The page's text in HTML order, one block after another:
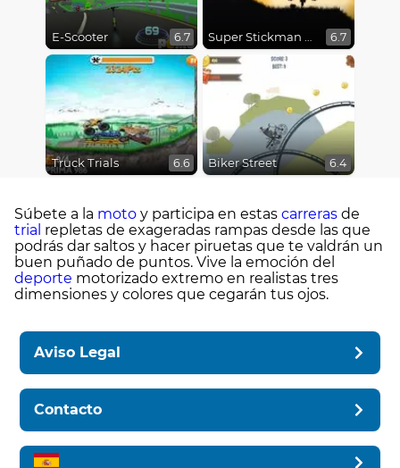
E-Scooter 6.7 Super Stickman Biker 6.7
Truck Trials 6.6 Biker Street 6.4
Súbete a la moto y participa en estas carreras de
trial repletas de exageradas rampas desde las que
podrás dar saltos y hacer piruetas que te valdrán un
buen puñado de puntos. Vive la emoción del
deporte motorizado extremo en realistas tres
dimensiones y colores que cegarán tus ojos.
Aviso Legal
Contacto